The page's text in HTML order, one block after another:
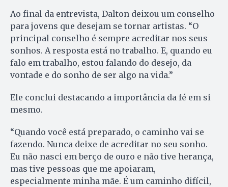
Ao final da entrevista, Dalton deixou um conselho
para jovens que desejam se tornar artistas. “O
principal conselho é sempre acreditar nos seus
sonhos. A resposta está no trabalho. E, quando eu
falo em trabalho, estou falando do desejo, da
vontade e do sonho de ser algo na vida.”
Ele conclui destacando a importância da fé em si
mesmo.
“Quando você está preparado, o caminho vai se
fazendo. Nunca deixe de acreditar no seu sonho.
Eu não nasci em berço de ouro e não tive herança,
mas tive pessoas que me apoiaram,
especialmente minha mãe. É um caminho difícil,